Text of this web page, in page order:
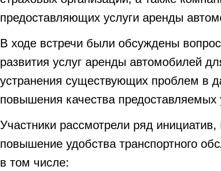
предоставляющих услуги аренды
В ходе встречи были обсуждены
развития услуг аренды автомобилей
устранения существующих проблем в
повышения качества предоставляемых
Участники рассмотрели ряд
повышение удобства транспортного
в том числе: